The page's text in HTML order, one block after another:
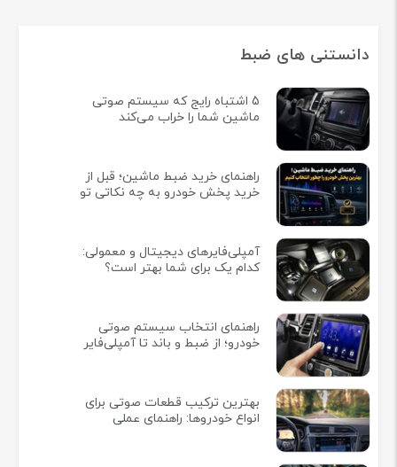
دانستنی های ضبط
5 اشتباه رایج که سیستم صوتی
ماشین شما را خراب می‌کند
راهنمای خرید ضبط ماشین؛ قبل از
خرید پخش خودرو به چه نکاتی تو
آمپلی‌فایرهای دیجیتال و معمولی:
کدام یک برای شما بهتر است؟
راهنمای انتخاب سیستم صوتی
خودرو؛ از ضبط و باند تا آمپلی‌فایر
بهترین ترکیب قطعات صوتی برای
انواع خودروها: راهنمای عملی